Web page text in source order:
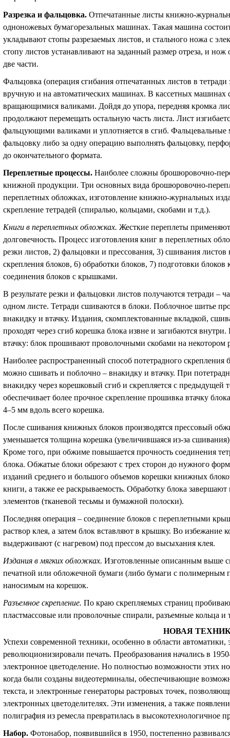
Разрезка и фальцовка. Отпечатанные листы книжно-
одноножевых бумагорезальных машинах. Такая машина
укладывают стопы разрезаемых листов, и стального ножа с
стопу листов устанавливают на заданный размер отреза, и нож
две части.
Фальцовка (операция сгибания отпечатанных листов в
вручную и на автоматических машинах. В кассетных машинах
вращающимися валиками. Дойдя до упора, передняя кромка
продолжают перемещать остальную часть листа. Лист
фальцующими валиками и уплотняется в сгиб.
фальцовку либо за одну операцию выполнять фальцовку,
до окончательного формата.
Переплетные процессы. Наиболее сложны брошюровочно-
книжной продукции. Три основных вида брошюровочно-
переплетных обложках, изготовление книжно-журнальных
скрепление тетрадей (спиралью, кольцами, скобами и т.д.).
Книги в переплетных обложках. Жесткие переплеты
долговечность. Процесс изготовления книг в переплетных
резки листов, 2) фальцовки и прессования, 3) сшивания листов
скрепления блоков, 6) обработки блоков, 7) подготовки
соединения блоков с крышками.
В результате резки и фальцовки листов получаются тетради –
одном листе. Тетради сшиваются в блоки. Поблочное шитье
внакидку и втачку. Издания, скомплектованные вкладкой,
проходят через сгиб корешка блока извне и загибаются
втачку: блок прошивают проволочными скобами на некотором
Наиболее распространенный способ потетрадного
можно сшивать и поблочно – внакидку и втачку. При
внакидку через корешковый сгиб и скрепляется с
обеспечивает более прочное скрепление прошивка втачку
4–5 мм вдоль всего корешка.
После сшивания книжных блоков производятся прессовый
уменьшается толщина корешка (увеличившаяся из-за
Кроме того, при обжиме повышается прочность соединения
блока. Обжатые блоки обрезают с трех сторон до нужного
изданий среднего и большого объемов корешки книжных
книги, а также ее раскрываемость. Обработку блока
элементов (тканевой тесьмы и бумажной полоски).
Последняя операция – соединение блоков с переплетными
раствор клея, а затем блок вставляют в крышку. Во избежание
выдерживают (с нагревом) под прессом до высыхания клея.
Издания в мягких обложках. Изготовленные описанным выше
печатной или обложечной бумаги (либо бумаги с полимерным
наносимым на корешок.
Разъемное скрепление. По краю скрепляемых страниц
пластмассовые или проволочные спирали, разъемные кольца и
НОВАЯ
Успехи современной техники, особенно в области
революционизировали печать. Преобразования начались в
электронное цветоделение. Но полностью возможности этих
когда были созданы видеотерминалы, обеспечивающие
текста, и электронные генераторы растровых точек,
электронных цветоделителях. Эти изменения, а также
полиграфия из ремесла превратилась в высокотехнологичное
Набор. Фотонабор, появившийся в 1950, постепенно